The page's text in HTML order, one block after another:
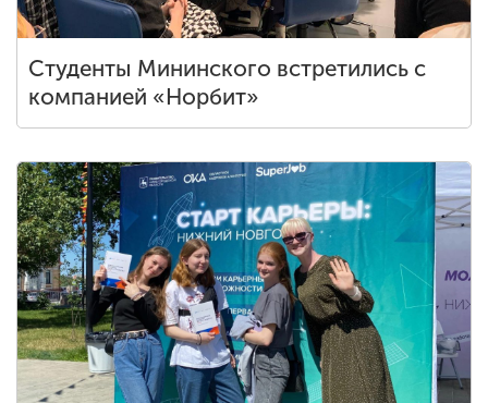
Студенты Мининского встретились с
компанией «Норбит»